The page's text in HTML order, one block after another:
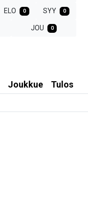
ELO 0 SYY 0
JOU 0
Joukkue
Tulos